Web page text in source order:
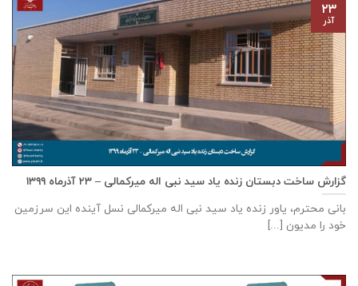
گزارش ساخت دبستان زنده ياد سيد نبی اله ميركمالی – ۲۳ آذر‌ماه ۱۳۹۹
بانی محترم، یاور زنده ياد سيد نبی اله ميركمالی نسل آینده این سرزمین
خود را مدیون [...]
۲۳
آذر